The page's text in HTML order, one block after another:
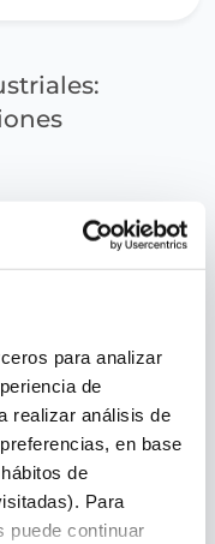
para analizar
de
realizar análisis de
en base
de
Para
puede continuar